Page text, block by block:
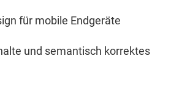
für mobile Endgeräte
und semantisch korrektes